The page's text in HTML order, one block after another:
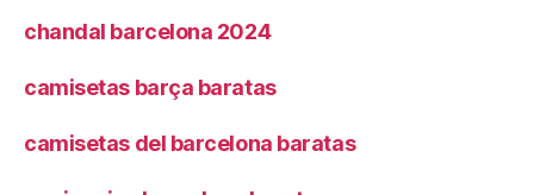
chandal barcelona 2024
camisetas barça baratas
camisetas del barcelona baratas